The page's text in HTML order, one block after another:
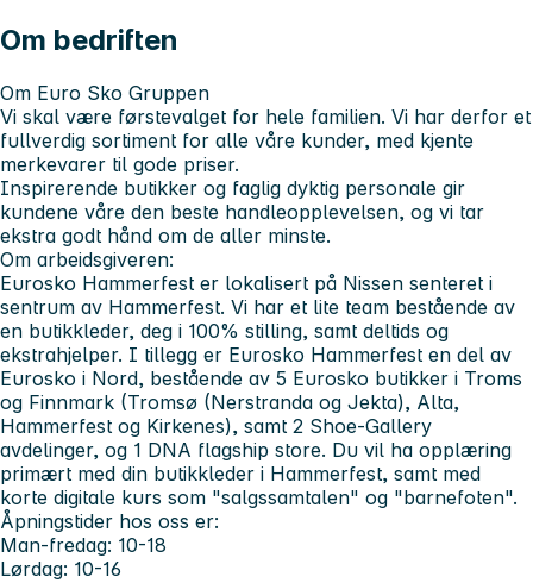
Om bedriften
Om Euro Sko Gruppen
Vi skal være førstevalget for hele familien. Vi har derfor et
fullverdig sortiment for alle våre kunder, med kjente
merkevarer til gode priser.
Inspirerende butikker og faglig dyktig personale gir
kundene våre den beste handleopplevelsen, og vi tar
ekstra godt hånd om de aller minste.
Om arbeidsgiveren:
Eurosko Hammerfest er lokalisert på Nissen senteret i
sentrum av Hammerfest. Vi har et lite team bestående av
en butikkleder, deg i 100% stilling, samt deltids og
ekstrahjelper. I tillegg er Eurosko Hammerfest en del av
Eurosko i Nord, bestående av 5 Eurosko butikker i Troms
og Finnmark (Tromsø (Nerstranda og Jekta), Alta,
Hammerfest og Kirkenes), samt 2 Shoe-Gallery
avdelinger, og 1 DNA flagship store. Du vil ha opplæring
primært med din butikkleder i Hammerfest, samt med
korte digitale kurs som "salgssamtalen" og "barnefoten".
Åpningstider hos oss er:
Man-fredag: 10-18
Lørdag: 10-16